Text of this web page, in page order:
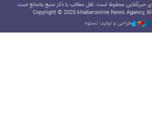
خبرآنلاین محفوظ است. نقل مطالب با ذکر منبع بلامانع است.
Copyright © 2025 khabaronline News Agancy,
طراحی و تولید: نستوه